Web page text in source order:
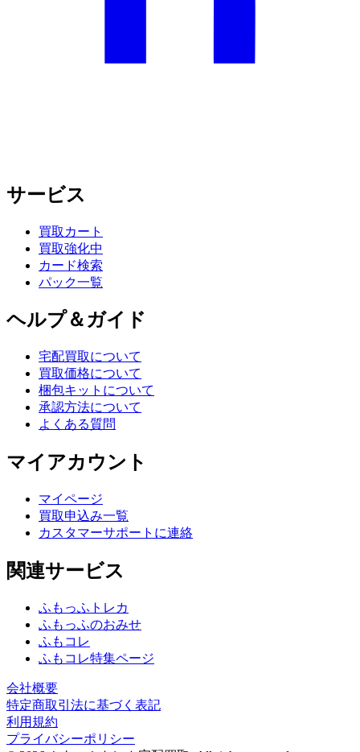
サービス
買取カート
買取強化中
カード検索
パック一覧
ヘルプ＆ガイド
宅配買取について
買取価格について
梱包キットについて
承認方法について
よくある質問
マイアカウント
マイページ
買取申込み一覧
カスタマーサポートに連絡
関連サービス
ふもっふトレカ
ふもっふのおみせ
ふもコレ
ふもコレ特集ページ
会社概要
特定商取引法に基づく表記
利用規約
プライバシーポリシー